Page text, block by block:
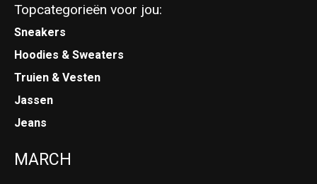
Topcategorieën voor jou:
Sneakers
Hoodies & Sweaters
Truien & Vesten
Jassen
Jeans
MARCH